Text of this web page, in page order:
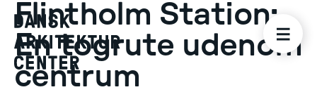
Flintholm Station:
En togrute udenom
centrum